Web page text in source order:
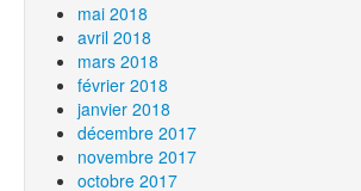
mai 2018
avril 2018
mars 2018
février 2018
janvier 2018
décembre 2017
novembre 2017
octobre 2017